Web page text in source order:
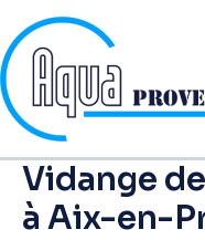
au
contenu
Vidange
à Aix-en-